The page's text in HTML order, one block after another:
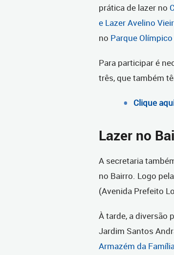
prática de lazer no
e Lazer Avelino
no Parque
Para participar é
três, que também
Clique
Lazer no
A secretaria
no Bairro. Logo
(Avenida Prefeito
À tarde, a diversão
Jardim Santos
Armazém da